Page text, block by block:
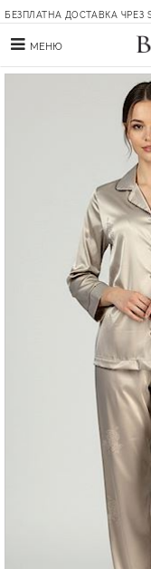
БЕЗПЛАТНА ДОСТАВКА ЧРЕЗ
МЕНЮ